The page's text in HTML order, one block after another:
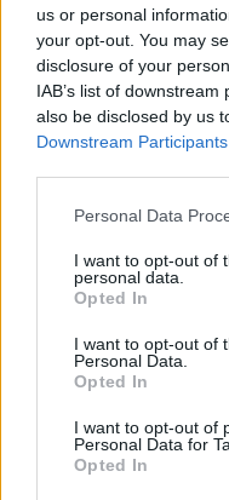
us or personal
your opt-out. You may
disclosure of your
IAB’s list of
also be disclosed by us
Downstream Participants
Please note that this
not limited to your visit
grant or deny consent
use your data for below
consent section.
Personal Data
I want to opt-out of
personal data.
Opted In
I want to opt-out of
Personal Data.
Opted In
I want to opt-out of
Personal Data for
Opted In
A Balaton Parkhoz
pályáját
Sajnálat és izgalom